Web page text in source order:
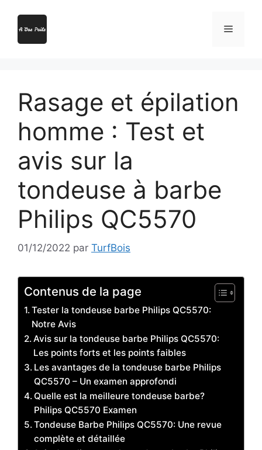
Menu
Rasage et épilation
homme : Test et
avis sur la
tondeuse à barbe
Philips QC5570
01/12/2022 par TurfBois
Contenus de la page
Tester la tondeuse barbe Philips QC5570:
Notre Avis
Avis sur la tondeuse barbe Philips QC5570:
Les points forts et les points faibles
Les avantages de la tondeuse barbe Philips
QC5570 – Un examen approfondi
Quelle est la meilleure tondeuse barbe?
Philips QC5570 Examen
Tondeuse Barbe Philips QC5570: Une revue
complète et détaillée